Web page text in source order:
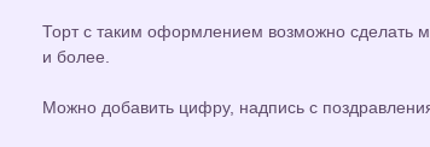
Торт с таким оформлением возможно сделать
и более.
Можно добавить цифру, надпись с